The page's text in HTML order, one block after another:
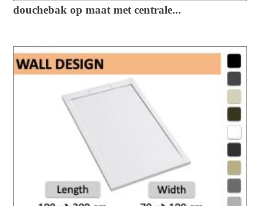
douchebak op maat met centrale...